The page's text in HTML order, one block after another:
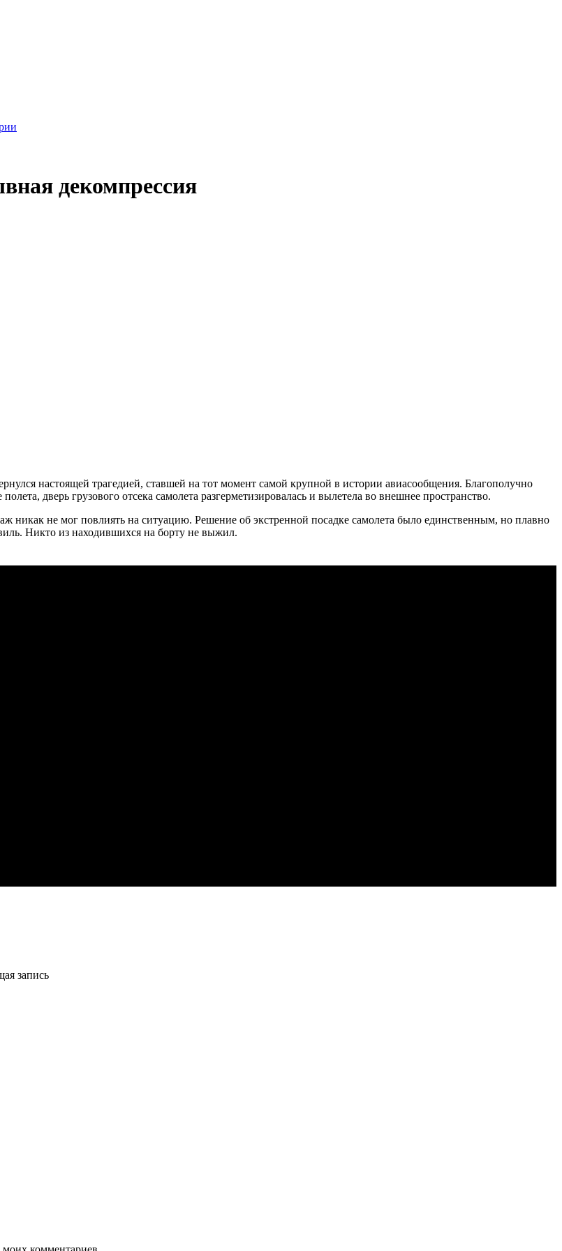
декомпрессия
настоящей трагедией, ставшей на тот момент самой крупной в истории авиасообщения. Благополучно
дверь грузового отсека самолета разгерметизировалась и вылетела во внешнее пространство.
никак не мог повлиять на ситуацию. Решение об экстренной посадке самолета было единственным, но плавно
Никто из находившихся на борту не выжил.
запись